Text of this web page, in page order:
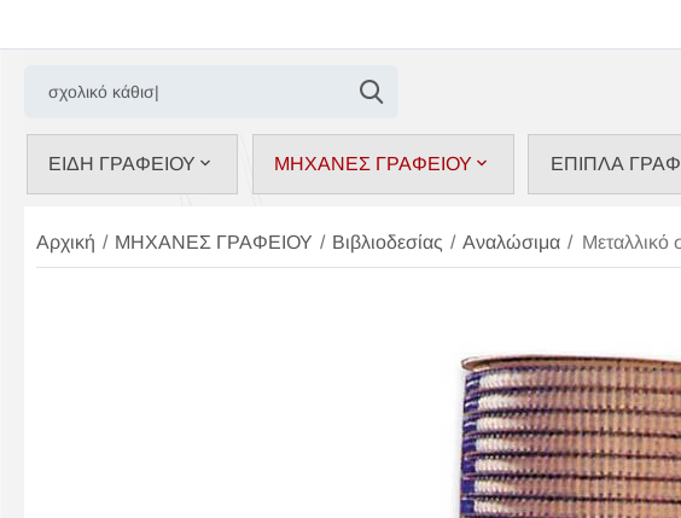
ΕΙΔΗ ΓΡΑΦΕΙΟΥ ΜΗΧΑΝΕΣ ΓΡΑΦΕΙΟΥ ΕΠΙΠΛΑ
Αρχική / ΜΗΧΑΝΕΣ ΓΡΑΦΕΙΟΥ / Βιβλιοδεσίας / Αναλώσιμα / Μεταλλικό